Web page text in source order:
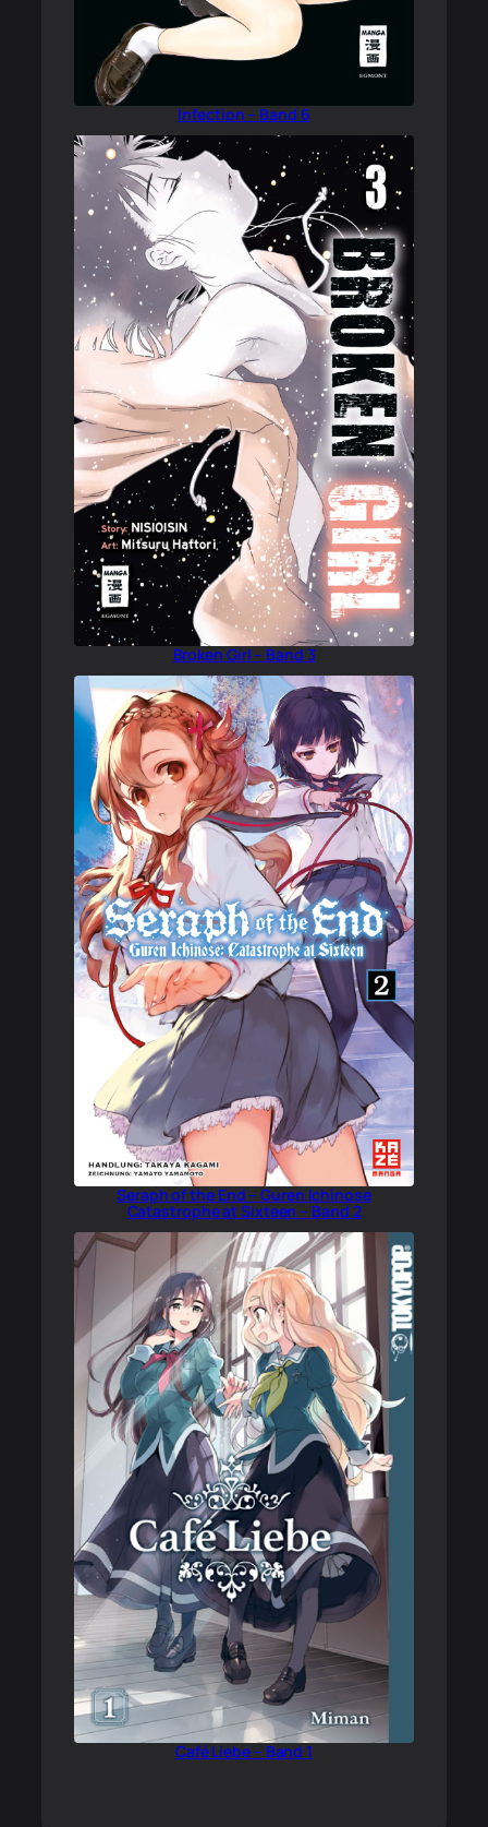
Infection – Band 6
Broken Girl – Band 3
Seraph of the End – Guren Ichinose
Catastrophe at Sixteen – Band 2
Café Liebe – Band 1